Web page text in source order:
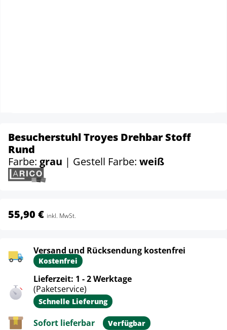
Besucherstuhl Troyes Drehbar Stoff
Rund
Farbe: grau | Gestell Farbe: weiß
55,90 € inkl. MwSt.
Versand und Rücksendung kostenfrei
Kostenfrei
Lieferzeit: 1 - 2 Werktage
(Paketservice)
Schnelle Lieferung
Sofort lieferbar Verfügbar